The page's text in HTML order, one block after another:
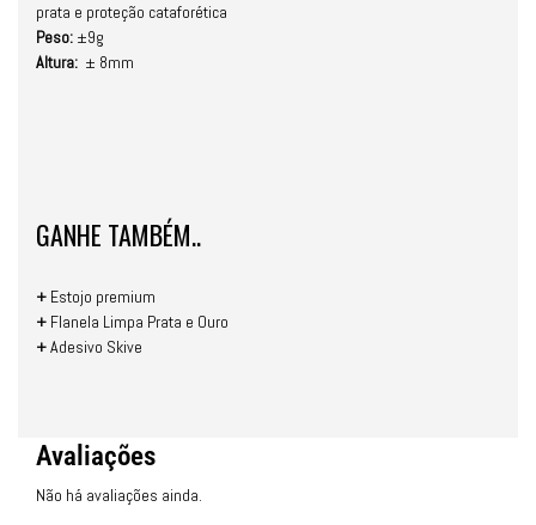
prata e proteção cataforética
Peso: ±9g
Altura: ± 8mm
GANHE TAMBÉM..
+ Estojo premium
+ Flanela Limpa Prata e Ouro
+Adesivo Skive
Avaliações
Não há avaliações ainda.